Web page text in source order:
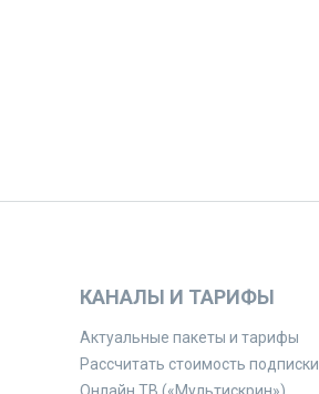
КАНАЛЫ И ТАРИФЫ
Актуальные пакеты и тарифы
Рассчитать стоимость подписки